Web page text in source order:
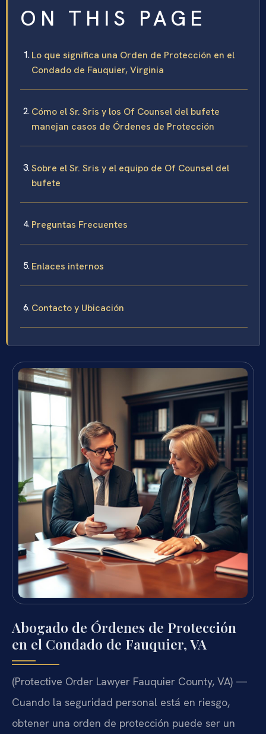
ON THIS PAGE
Lo que significa una Orden de Protección en el
Condado de Fauquier, Virginia
Cómo el Sr. Sris y los Of Counsel del bufete
manejan casos de Órdenes de Protección
Sobre el Sr. Sris y el equipo de Of Counsel del
bufete
Preguntas Frecuentes
Enlaces internos
Contacto y Ubicación
Abogado de Órdenes de Protección
en el Condado de Fauquier, VA
(Protective Order Lawyer Fauquier County, VA) —
Cuando la seguridad personal está en riesgo,
obtener una orden de protección puede ser un